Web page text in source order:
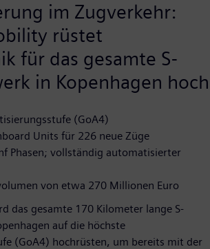
im Zugverkehr:
rüstet
für das gesamte S-
in Kopenhagen hoch
(GoA4)
Units für 226 neue Züge
Phasen; vollständig automatisierter
von etwa 270 Millionen Euro
das gesamte 170 Kilometer lange S-
auf die höchste
(GoA4) hochrüsten, um bereits mit der